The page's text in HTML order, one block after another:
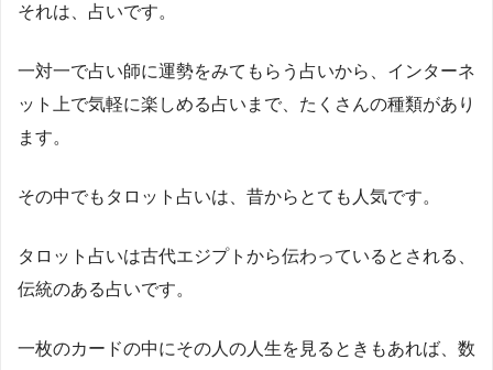
それは、占いです。
一対一で占い師に運勢をみてもらう占いから、インターネ
ット上で気軽に楽しめる占いまで、たくさんの種類があり
ます。
その中でもタロット占いは、昔からとても人気です。
タロット占いは古代エジプトから伝わっているとされる、
伝統のある占いです。
一枚のカードの中にその人の人生を見るときもあれば、数